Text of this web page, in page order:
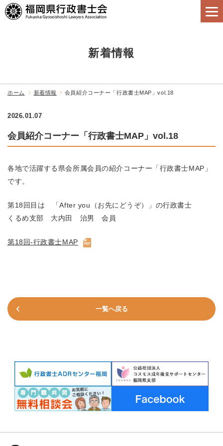
新着情報
ホーム 新着情報 会員紹介コーナー「行政書士MAP」vol.18
2026.01.07
会員紹介コーナー「行政書士MAP」vol.18
各地で活躍する県会所属会員の紹介コーナー「行政書士MAP」
です。
第18回目は 「After you（お先にどうぞ）」の行政書士
くるめ支部 大内田 治男 会員
第18回-行政書士MAP
一覧へ戻る